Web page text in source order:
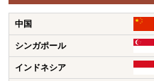
中国
シンガポール
インドネシア